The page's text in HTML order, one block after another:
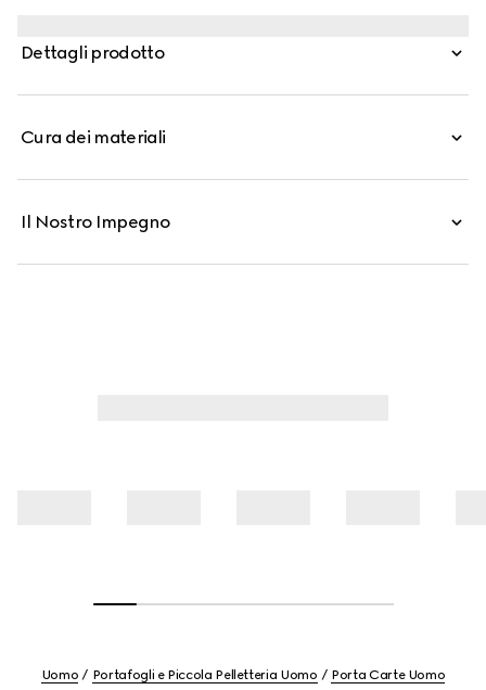
Dettagli prodotto
Cura dei materiali
Il Nostro Impegno
Uomo Portafogli e Piccola Pelletteria Uomo Porta Carte Uomo